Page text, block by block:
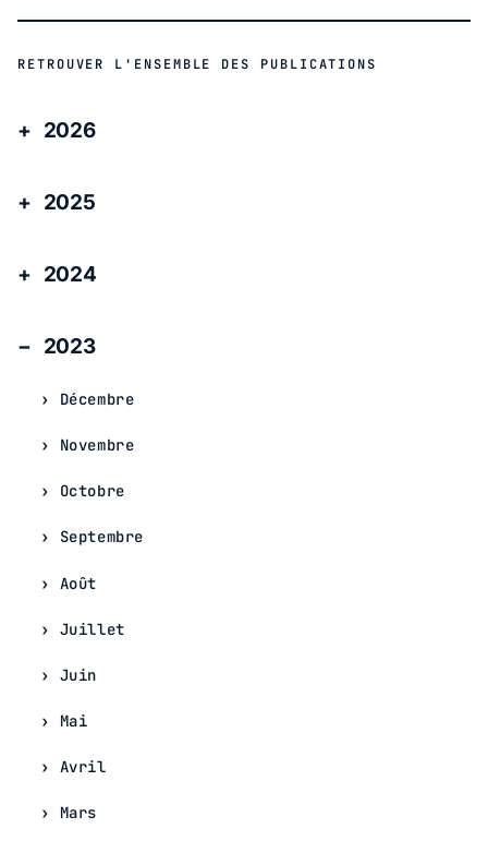
RETROUVER L'ENSEMBLE DES PUBLICATIONS
2026
2025
2024
2023
Décembre
Novembre
Octobre
Septembre
Août
Juillet
Juin
Mai
Avril
Mars